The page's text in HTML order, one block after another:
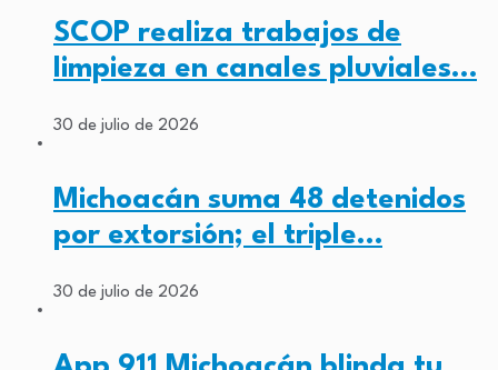
SCOP realiza trabajos de
limpieza en canales pluviales…
30 de julio de 2026
Michoacán suma 48 detenidos
por extorsión; el triple…
30 de julio de 2026